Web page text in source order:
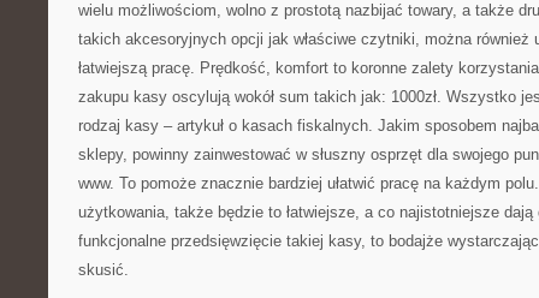
wielu możliwościom, wolno z prostotą nazbijać towary, a także
takich akcesoryjnych opcji jak właściwe czytniki, można również
łatwiejszą pracę. Prędkość, komfort to koronne zalety
zakupu kasy oscylują wokół sum takich jak: 1000zł. Wszystko
rodzaj kasy – artykuł o kasach fiskalnych. Jakim sposobem
sklepy, powinny zainwestować w słuszny osprzęt dla swojego
www. To pomoże znacznie bardziej ułatwić pracę na każdym
użytkowania, także będzie to łatwiejsze, a co najistotniejsze dają
funkcjonalne przedsięwzięcie takiej kasy, to bodajże
skusić.